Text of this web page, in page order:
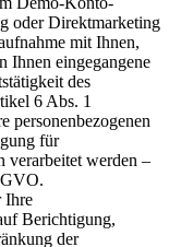
oder Direktmarketing
mit Ihnen,
Ihnen eingegangene
des
6 Abs. 1
personenbezogenen
für
verarbeitet werden –
Ihre
Berichtigung,
der